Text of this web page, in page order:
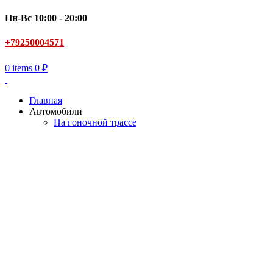
Пн-Вс 10:00 - 20:00
+79250004571
0 items 0 ₽
Главная
Автомобили
На гоночной трассе